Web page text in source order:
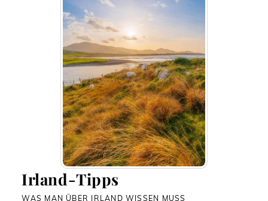
Irland-Tipps
WAS MAN ÜBER IRLAND WISSEN MUSS